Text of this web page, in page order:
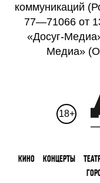
коммуникаций
77—71066 от
«Досуг-
Медиа» (О
18+
КИНО КОНЦЕРТЫ